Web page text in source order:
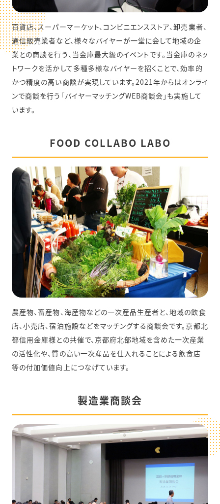
百貨店、スーパーマーケット、コンビニエンスストア、卸売業者、
通信販売業者など、様々なバイヤーが一堂に会して地域の企
業との商談を行う、当金庫最大級のイベントです。当金庫のネッ
トワークを活かして多種多様なバイヤーを招くことで、効率的
かつ精度の高い商談が実現しています。2021年からはオンライ
ンで商談を行う「バイヤーマッチングWEB商談会」も実施して
います。
FOOD COLLABO LABO
農産物、畜産物、海産物などの一次産品生産者と、地域の飲食
店、小売店、宿泊施設などをマッチングする商談会です。京都北
都信用金庫様との共催で、京都府北部地域を含めた一次産業
の活性化や、質の高い一次産品を仕入れることによる飲食店
等の付加価値向上につなげています。
製造業商談会